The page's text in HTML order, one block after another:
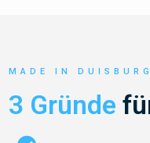
MADE IN DUISBURG
3 Gründe